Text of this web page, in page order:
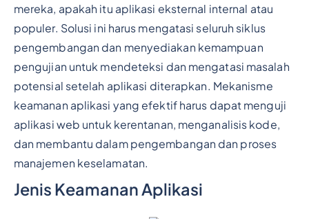
mereka, apakah itu aplikasi eksternal internal atau
populer. Solusi ini harus mengatasi seluruh siklus
pengembangan dan menyediakan kemampuan
pengujian untuk mendeteksi dan mengatasi masalah
potensial setelah aplikasi diterapkan. Mekanisme
keamanan aplikasi yang efektif harus dapat menguji
aplikasi web untuk kerentanan, menganalisis kode,
dan membantu dalam pengembangan dan proses
manajemen keselamatan.
Jenis Keamanan Aplikasi